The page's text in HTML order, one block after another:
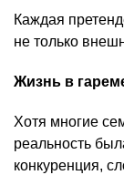
Каждая
не только
Жизнь в
Хотя многие
реальность
конкуренция,